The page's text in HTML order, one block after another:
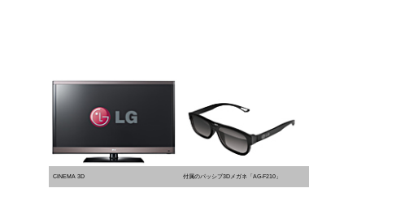
CINEMA 3D 付属のパッシブ3Dメガネ「AG-F210」